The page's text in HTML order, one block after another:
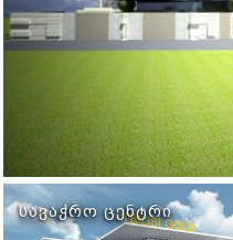
ᲡᲐᲕᲐᲭᲠᲝ ᲪᲔᲜᲢᲠᲘ